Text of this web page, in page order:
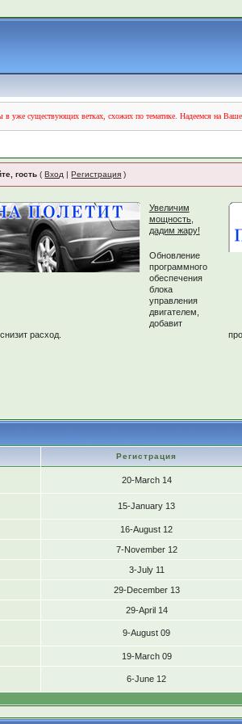
уже существующих ветках, схожих по тематике. Надеемся на Ваше
гость (Вход |Регистрация )
Увеличим
мощность,
дадим жару!
Обновление
программного
обеспечения
блока
управления
двигателем,
добавит
расход.
Регистрация
20-March 14
15-January 13
16-August 12
7-November 12
3-July 11
29-December 13
29-April 14
9-August 09
19-March 09
6-June 12